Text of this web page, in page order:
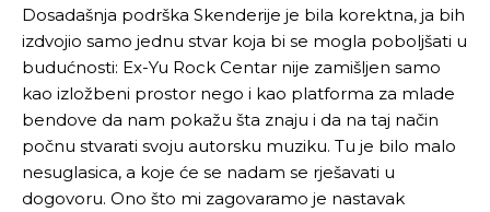
[wpuf_form id=”7463”]
[wpuf_form id=”7463”]
Dosadašnja podrška Skenderije je bila korektna, ja bih
izdvojio samo jednu stvar koja bi se mogla poboljšati u
budućnosti: Ex-Yu Rock Centar nije zamišljen samo
kao izložbeni prostor nego i kao platforma za mlade
bendove da nam pokažu šta znaju i da na taj način
počnu stvarati svoju autorsku muziku. Tu je bilo malo
nesuglasica, a koje će se nadam se rješavati u
dogovoru. Ono što mi zagovaramo je nastavak